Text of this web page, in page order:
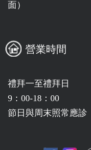
面）
營業時間
禮拜一至禮拜日
9：00-18：00
節日與周末照常應診